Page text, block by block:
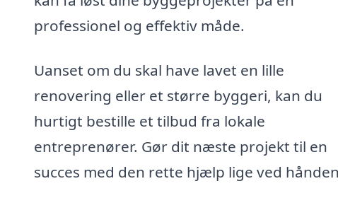
professionel og effektiv måde.
Uanset om du skal have lavet en lille
renovering eller et større byggeri, kan du
hurtigt bestille et tilbud fra lokale
entreprenører. Gør dit næste projekt til en
succes med den rette hjælp lige ved